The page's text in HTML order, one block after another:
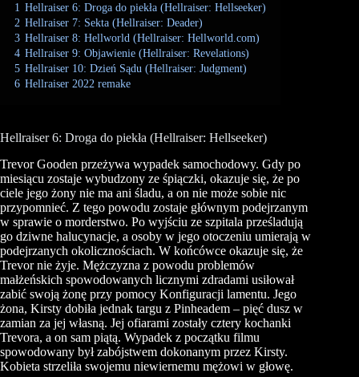
1 Hellraiser 6: Droga do piekła (Hellraiser: Hellseeker)
2 Hellraiser 7: Sekta (Hellraiser: Deader)
3 Hellraiser 8: Hellworld (Hellraiser: Hellworld.com)
4 Hellraiser 9: Objawienie (Hellraiser: Revelations)
5 Hellraiser 10: Dzień Sądu (Hellraiser: Judgment)
6 Hellraiser 2022 remake
Hellraiser 6: Droga do piekła (Hellraiser: Hellseeker)
Trevor Gooden przeżywa wypadek samochodowy. Gdy po
miesiącu zostaje wybudzony ze śpiączki, okazuje się, że po
ciele jego żony nie ma ani śladu, a on nie może sobie nic
przypomnieć. Z tego powodu zostaje głównym podejrzanym
w sprawie o morderstwo. Po wyjściu ze szpitala prześladują
go dziwne halucynacje, a osoby w jego otoczeniu umierają w
podejrzanych okolicznościach. W końcówce okazuje się, że
Trevor nie żyje. Mężczyzna z powodu problemów
małżeńskich spowodowanych licznymi zdradami usiłował
zabić swoją żonę przy pomocy Konfiguracji lamentu. Jego
żona, Kirsty dobiła jednak targu z Pinheadem – pięć dusz w
zamian za jej własną. Jej ofiarami zostały cztery kochanki
Trevora, a on sam piątą. Wypadek z początku filmu
spowodowany był zabójstwem dokonanym przez Kirsty.
Kobieta strzeliła swojemu niewiernemu mężowi w głowę.